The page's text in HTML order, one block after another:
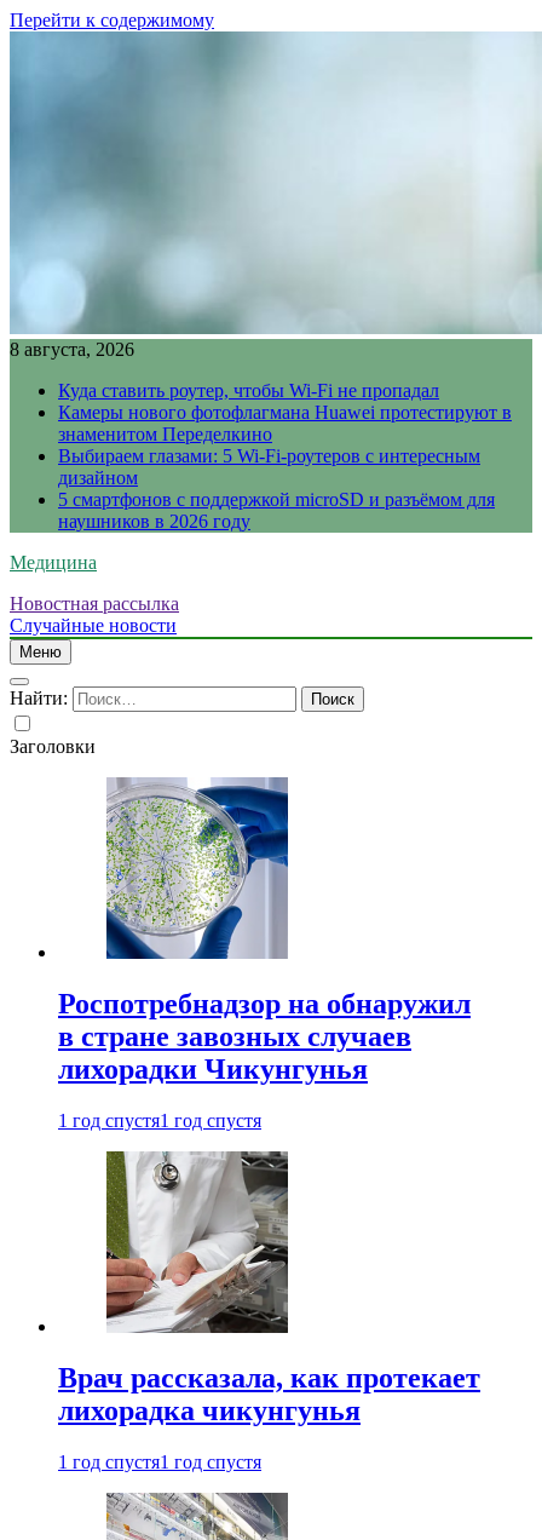
Перейти к содержимому
8 августа, 2026
Куда ставить роутер, чтобы Wi-Fi не пропадал
Камеры нового фотофлагмана Huawei протестируют в
знаменитом Переделкино
Выбираем глазами: 5 Wi-Fi-роутеров с интересным
дизайном
5 смартфонов с поддержкой microSD и разъёмом для
наушников в 2026 году
Медицина
Новостная рассылка
Случайные новости
Меню
Найти:
Заголовки
Роспотребнадзор на обнаружил
в стране завозных случаев
лихорадки Чикунгунья
1 год спустя1 год спустя
Врач рассказала, как протекает
лихорадка чикунгунья
1 год спустя1 год спустя